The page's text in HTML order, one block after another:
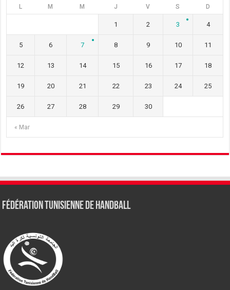
L M M J V S D
« Mar
1 2 3 4
5 6 7 8 9 10 11
12 13 14 15 16 17 18
19 20 21 22 23 24 25
26 27 28 29 30
Fédération tunisienne de Handball